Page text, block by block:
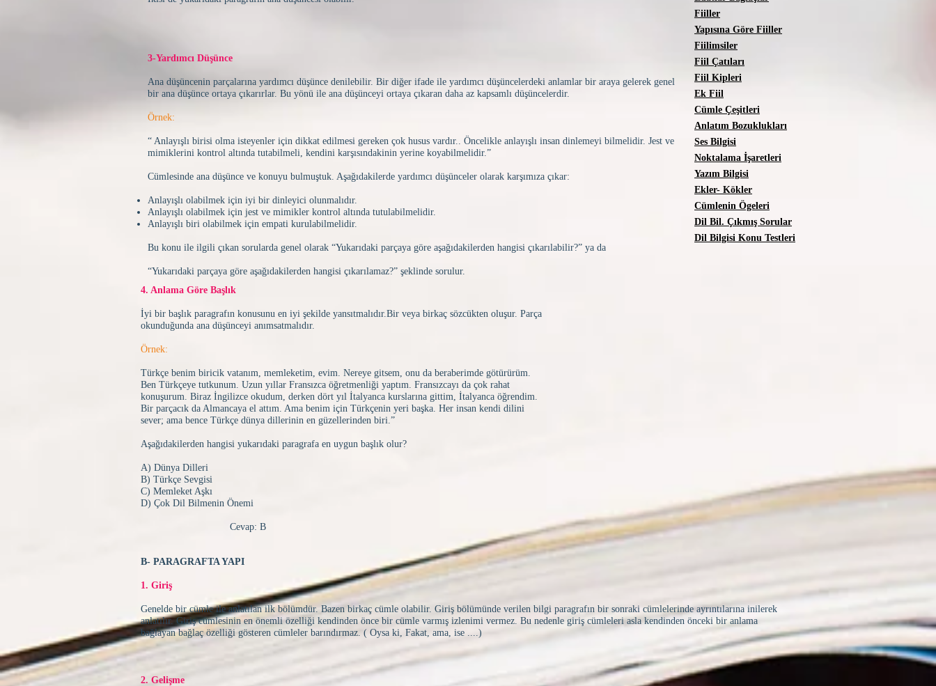
3-Yardımcı Düşünce
Ana düşüncenin parçalarına yardımcı düşünce denilebilir. Bir diğer ifade ile yardımcı düşüncelerdeki anlamlar bir araya gelerek genel
bir ana düşünce ortaya çıkarırlar. Bu yönü ile ana düşünceyi ortaya çıkaran daha az kapsamlı düşüncelerdir.
Örnek:
“ Anlayışlı birisi olma isteyenler için dikkat edilmesi gereken çok husus vardır.. Öncelikle anlayışlı insan dinlemeyi bilmelidir. Jest ve
mimiklerini kontrol altında tutabilmeli, kendini karşısındakinin yerine koyabilmelidir.”
Cümlesinde ana düşünce ve konuyu bulmuştuk. Aşağıdakilerde yardımcı düşünceler olarak karşımıza çıkar:
Anlayışlı olabilmek için iyi bir dinleyici olunmalıdır.
Anlayışlı olabilmek için jest ve mimikler kontrol altında tutulabilmelidir.
Anlayışlı biri olabilmek için empati kurulabilmelidir.
Bu konu ile ilgili çıkan sorularda genel olarak “Yukarıdaki parçaya göre aşağıdakilerden hangisi çıkarılabilir?” ya da
“Yukarıdaki parçaya göre aşağıdakilerden hangisi çıkarılamaz?” şeklinde sorulur.​
4. Anlama Göre Başlık
İyi bir başlık paragrafın konusunu en iyi şekilde yansıtmalıdır.Bir veya birkaç sözcükten oluşur. Parça
okunduğunda ana düşünceyi anımsatmalıdır.
Örnek:
Türkçe benim biricik vatanım, memleketim, evim. Nereye gitsem, onu da beraberimde götürürüm.
Ben Türkçeye tutkunum. Uzun yıllar Fransızca öğretmenliği yaptım. Fransızcayı da çok rahat
konuşurum. Biraz İngilizce okudum, derken dört yıl İtalyanca kurslarına gittim, İtalyanca öğrendim.
Bir parçacık da Almancaya el attım. Ama benim için Türkçenin yeri başka. Her insan kendi dilini
sever; ama bence Türkçe dünya dillerinin en güzellerinden biri.”
Aşağıdakilerden hangisi yukarıdaki paragrafa en uygun başlık olur?
A) Dünya Dilleri
B) Türkçe Sevgisi
C) Memleket Aşkı
D) Çok Dil Bilmenin Önemi
Cevap: B
B- PARAGRAFTA YAPI
1. Giriş
Genelde bir cümle ile anlatılan ilk bölümdür. Bazen birkaç cümle olabilir. Giriş bölümünde verilen bilgi paragrafın bir sonraki cümlelerinde ayrıntılarına inilerek
anlatılır. Giriş cümlesinin en önemli özelliği kendinden önce bir cümle varmış izlenimi vermez. Bu nedenle giriş cümleleri asla kendinden önceki bir anlama
bağlayan bağlaç özelliği gösteren cümleler barındırmaz. ( Oysa ki, Fakat, ama, ise ....)
2. Gelişme
Fiiller
Yapısına Göre Fiiller
Fiilimsiler
Fiil Çatıları
Fiil Kipleri
Ek Fiil
Cümle Çeşitleri
Anlatım Bozuklukları
Ses Bilgisi
Noktalama İşaretleri
Yazım Bilgisi
Ekler- Kökler
Cümlenin Ögeleri
Dil Bil. Çıkmış Sorular
Dil Bilgisi Konu Testleri